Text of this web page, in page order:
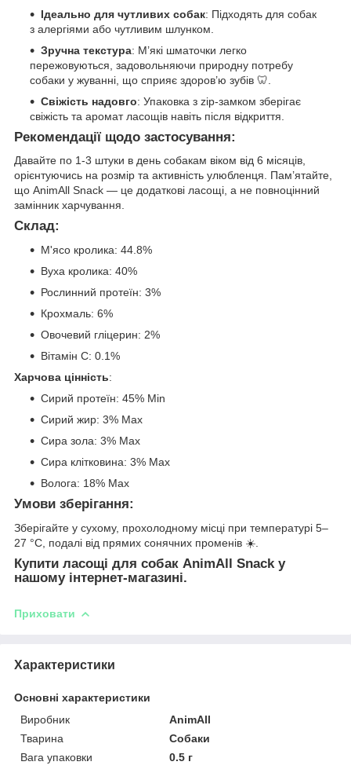
Ідеально для чутливих собак: Підходять для собак
з алергіями або чутливим шлунком.
Зручна текстура: М’які шматочки легко
пережовуються, задовольняючи природну потребу
собаки у жуванні, що сприяє здоров’ю зубів 🦷.
Свіжість надовго: Упаковка з zip-замком зберігає
свіжість та аромат ласощів навіть після відкриття.
Рекомендації щодо застосування:
Давайте по 1-3 штуки в день собакам віком від 6 місяців,
орієнтуючись на розмір та активність улюбленця. Пам’ятайте,
що AnimAll Snack — це додаткові ласощі, а не повноцінний
замінник харчування.
Склад:
М'ясо кролика: 44.8%
Вуха кролика: 40%
Рослинний протеїн: 3%
Крохмаль: 6%
Овочевий гліцерин: 2%
Вітамін С: 0.1%
Харчова цінність:
Сирий протеїн: 45% Min
Сирий жир: 3% Max
Сира зола: 3% Max
Сира клітковина: 3% Max
Волога: 18% Max
Умови зберігання:
Зберігайте у сухому, прохолодному місці при температурі 5–
27 °С, подалі від прямих сонячних променів ☀️.
Купити ласощі для собак AnimAll Snack у
нашому інтернет-магазині.
Приховати
Характеристики
Основні характеристики
Виробник
AnimAll
Тварина
Собаки
Вага упаковки
0.5 г